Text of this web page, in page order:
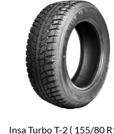
Insa Turbo T-2 ( 155/80